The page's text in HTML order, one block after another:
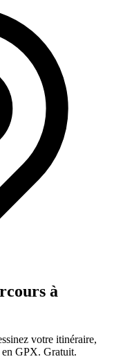
à
votre itinéraire,
en GPX. Gratuit.